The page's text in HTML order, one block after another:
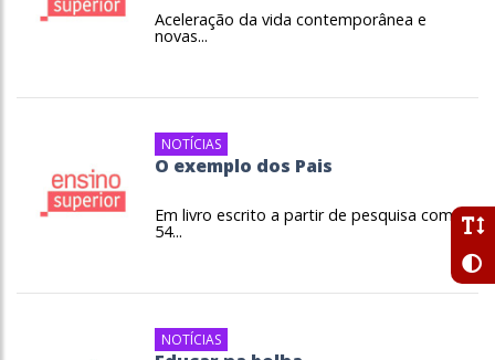
Aceleração da vida contemporânea e
novas...
NOTÍCIAS
O exemplo dos Pais
Em livro escrito a partir de pesquisa com
54...
NOTÍCIAS